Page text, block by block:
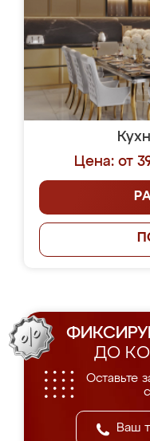
Цена: от
ДО
Оставьте